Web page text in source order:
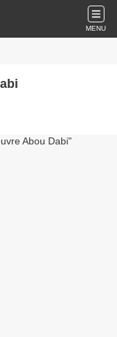
MENU